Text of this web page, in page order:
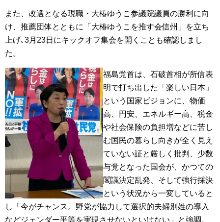
また、改選となる現職・大椿ゆうこ参議院議員の勝利に向
け、推薦団体とともに「大椿ゆうこを推す会信州」を立ち
上げ､3月23日にキックオフ集会を開くことも確認しまし
た。
福島党首は、石破首相が所信表
明で打ち出した「楽しい日本」
という国家ビジョンに、物価
高、円安、エネルギー高、税金
や社会保険の負担増などに苦し
む国民の暮らし向きが全く見え
ていない証と厳しく批判、少数
与党となった国会が、かつての
閣議決定乱発、そして強行採決
という状況から一変していると
し「今がチャンス。野党が協力して選択的夫婦別姓の導入
などジェンダー平等を実現させないといけない」と強調。